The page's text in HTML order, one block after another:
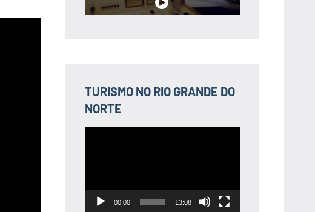
TURISMO NO RIO GRANDE DO
NORTE
00:00 13:08